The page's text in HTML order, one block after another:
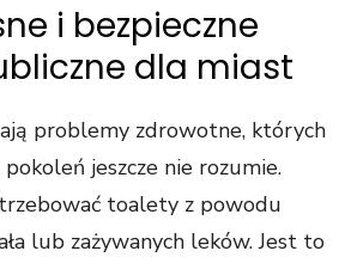
i bezpieczne
dla miast
problemy zdrowotne, których
jeszcze nie rozumie.
toalety z powodu
lub zażywanych leków. Jest to